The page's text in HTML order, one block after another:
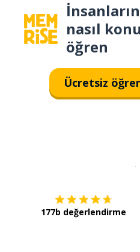
nasıl
öğren
Ücretsiz
177b değerlendirme